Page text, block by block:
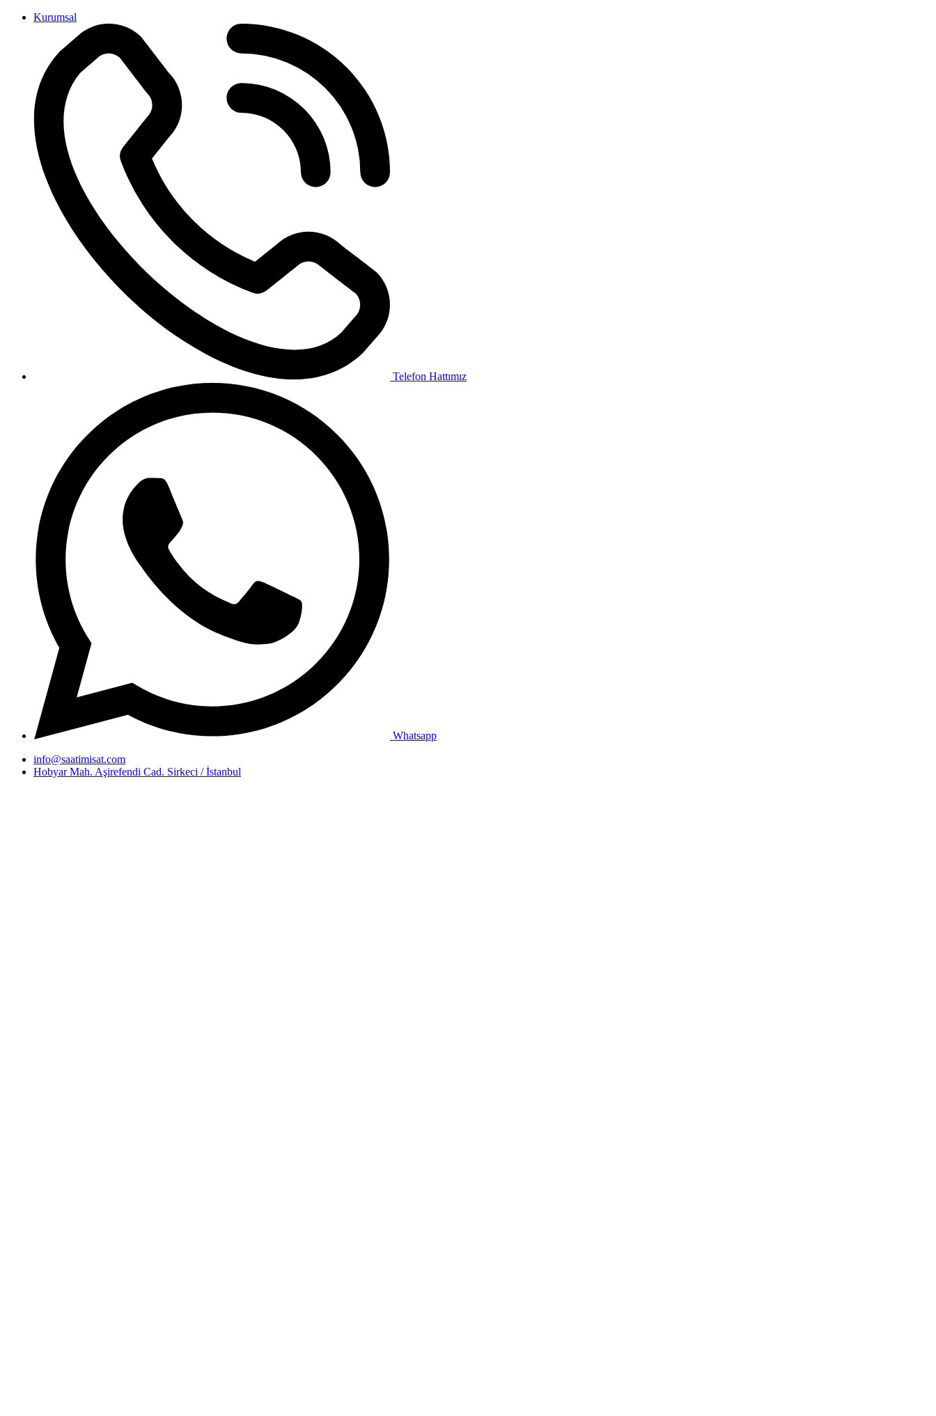
İçeriğeKurumsal
Telefon Hattımız
Whatsapp
info@saatimisat.com
Hobyar Mah. Aşirefendi Cad. Sirkeci / İstanbul